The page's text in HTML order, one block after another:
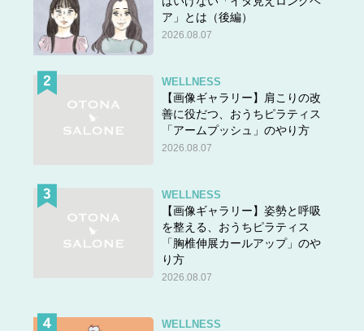
ア」とは（後編）
2026.08.07
WELLNESS
【画像ギャラリー】肩こりの改
善に役だつ、おうちピラティス
「アームプッシュ」のやり方
2026.08.07
WELLNESS
【画像ギャラリー】姿勢と呼吸
を整える、おうちピラティス
「胸椎伸展カールアップ」のや
り方
2026.08.07
WELLNESS